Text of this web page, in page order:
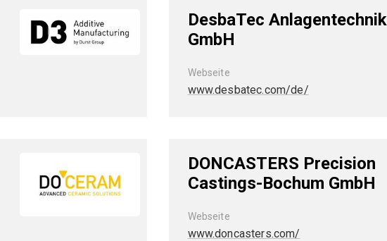
DesbaTec Anlagentechnik
GmbH
Webseite
www.desbatec.com/de/
DONCASTERS Precision
Castings-Bochum GmbH
Webseite
www.doncasters.com/